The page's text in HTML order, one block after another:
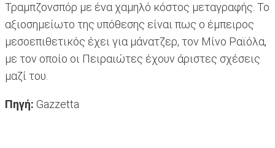
Τραμπζονσπόρ με ένα χαμηλό κόστος μεταγραφής. Το
αξιοσημείωτο της υπόθεσης είναι πως ο έμπειρος
μεσοεπιθετικός έχει για μάνατζερ, τον Μίνο Ραϊόλα,
με τον οποίο οι Πειραιώτες έχουν άριστες σχέσεις
μαζί του.
Πηγή: Gazzetta